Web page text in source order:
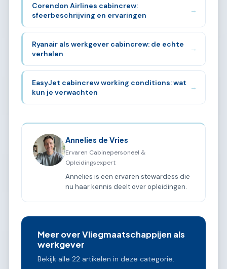
Corendon Airlines cabincrew:
sfeerbeschrijving en ervaringen
→
Ryanair als werkgever cabincrew: de echte
verhalen
→
EasyJet cabincrew working conditions: wat
kun je verwachten
→
Annelies de Vries
Ervaren Cabinepersoneel &
Opleidingsexpert
Annelies is een ervaren stewardess die
nu haar kennis deelt over opleidingen.
Meer over Vliegmaatschappijen als
werkgever
Bekijk alle 22 artikelen in deze categorie.